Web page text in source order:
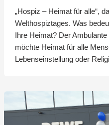
„Hospiz – Heimat für alle“,
Welthospiztages. Was
Ihre Heimat? Der
möchte Heimat für alle
Lebenseinstellung oder